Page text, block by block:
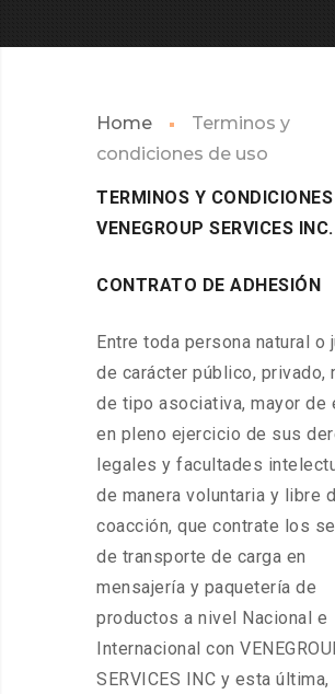
Home
Terminos y
condiciones de uso
TERMINOS Y CONDICIONES
VENEGROUP SERVICES INC.
CONTRATO DE ADHESIÓN
Entre toda persona natural o
de carácter público, privado,
de tipo asociativa, mayor de
en pleno ejercicio de sus
legales y facultades
de manera voluntaria y libre
coacción, que contrate los
de transporte de carga en
mensajería y paquetería de
productos a nivel Nacional e
Internacional con
SERVICES INC y esta última,